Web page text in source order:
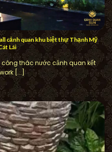
cảnh quan khu biệt thự Thạnh Mỹ
Lái
công thác nước cảnh quan kết
[...]